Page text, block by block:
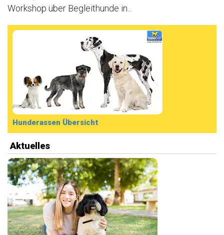
Workshop über Begleithunde in...
Hunderassen Übersicht
Aktuelles